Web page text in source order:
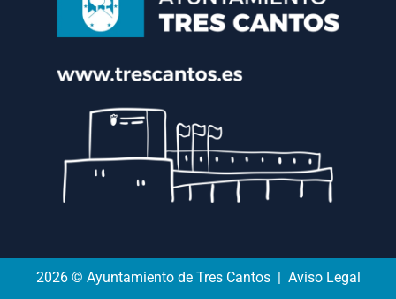
2026 © Ayuntamiento de Tres Cantos | Aviso Legal